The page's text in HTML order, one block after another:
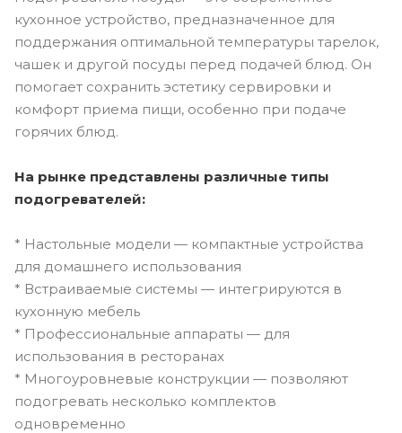
кухонное устройство, предназначенное для
поддержания оптимальной температуры тарелок,
чашек и другой посуды перед подачей блюд. Он
помогает сохранить эстетику сервировки и
комфорт приема пищи, особенно при подаче
горячих блюд.
На рынке представлены различные типы
подогревателей:
* Настольные модели — компактные устройства
для домашнего использования
* Встраиваемые системы — интегрируются в
кухонную мебель
* Профессиональные аппараты — для
использования в ресторанах
* Многоуровневые конструкции — позволяют
подогревать несколько комплектов
одновременно